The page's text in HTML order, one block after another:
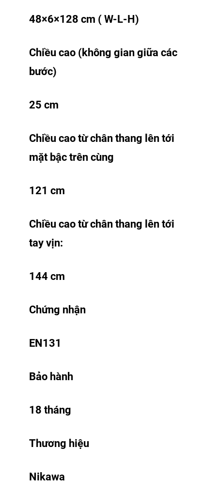
48×6×128 cm ( W-L-H)
Chiều cao (không gian giữa các
bước)
25 cm
Chiều cao từ chân thang lên tới
mặt bậc trên cùng
121 cm
Chiều cao từ chân thang lên tới
tay vịn:
144 cm
Chứng nhận
EN131
Bảo hành
18 tháng
Thương hiệu
Nikawa